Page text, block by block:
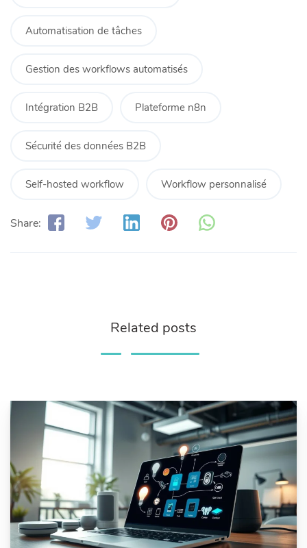
Automatisation de tâches
Gestion des workflows automatisés
Intégration B2B Plateforme n8n
Sécurité des données B2B
Self-hosted workflow Workflow personnalisé
Share:
Related posts